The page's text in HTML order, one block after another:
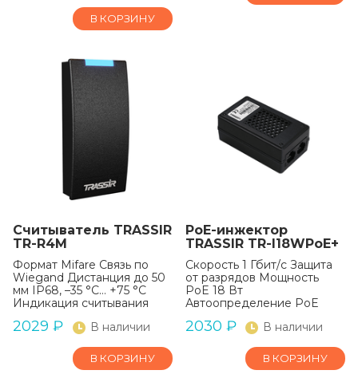
В КОРЗИНУ
Считыватель TRASSIR
TR-R4M
Формат Mifare Связь по
Wiegand Дистанция до 50
мм IP68, –35 °C… +75 °C
Индикация считывания
2029 ₽ В наличии
В КОРЗИНУ
PoE-инжектор
TRASSIR TR-I18WPoE+
Скорость 1 Гбит/c Защита
от разрядов Мощность
PoE 18 Вт
Автоопределение PoE
2030 ₽ В наличии
В КОРЗИНУ